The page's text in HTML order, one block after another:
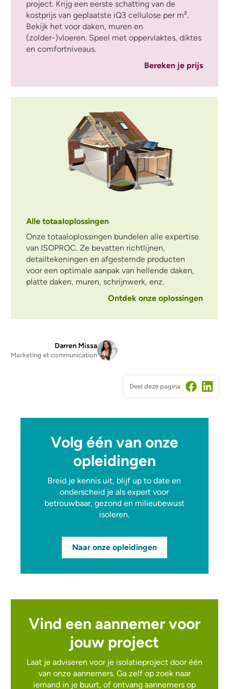
project. Krijg een eerste schatting van de
kostprijs van geplaatste iQ3 cellulose per m².
Bekijk het voor daken, muren en
(zolder-)vloeren. Speel met oppervlaktes, diktes
en comfortniveaus.
Bereken je prijs
Alle totaaloplossingen
Onze totaaloplossingen bundelen alle expertise
van ISOPROC. Ze bevatten richtlijnen,
detailtekeningen en afgestemde producten
voor een optimale aanpak van hellende daken,
platte daken, muren, schrijnwerk, enz.
Ontdek onze oplossingen
Darren Missa
Marketing et communication
Deel deze pagina
Volg één van onze
opleidingen
Breid je kennis uit, blijf up to date en
onderscheid je als expert voor
betrouwbaar, gezond en milieubewust
isoleren.
Naar onze opleidingen
Vind een aannemer voor
jouw project
Laat je adviseren voor je isolatieproject door één
van onze aannemers. Ga zelf op zoek naar
iemand in je buurt, of ontvang aannemers op